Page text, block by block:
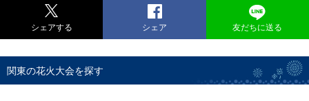
シェアする シェア 友だちに送る
関東の花火大会を探す